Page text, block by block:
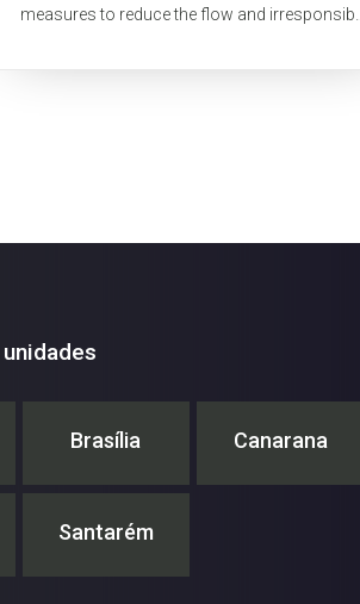
measures to reduce the flow and irresponsibly
Brasília Canarana
Santarém